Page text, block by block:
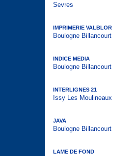
Sevres
IMPRIMERIE VALBLOR
Boulogne Billancourt
INDICE MEDIA
Boulogne Billancourt
INTERLIGNES 21
Issy Les Moulineaux
JAVA
Boulogne Billancourt
LAME DE FOND